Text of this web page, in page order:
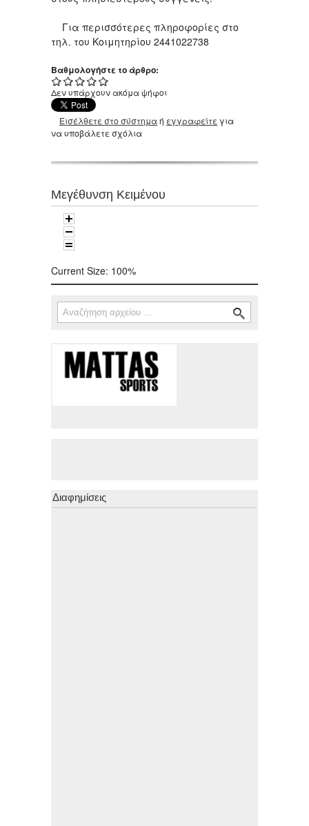
Για περισσότερες πληροφορίες στο
τηλ. του Κοιμητηρίου 2441022738
Βαθμολογήστε το άρθρο:
Δεν υπάρχουν ακόμα ψήφοι
Εισέλθετε στο σύστημαή εγγραφείτε για
να υποβάλετε σχόλια
Μεγέθυνση Κειμένου
Current Size: 100%
Φόρμα αναζήτησης
Αναζήτηση
Διαφημίσεις